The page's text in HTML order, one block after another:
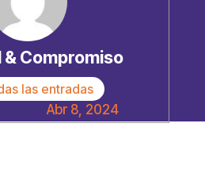
& Compromiso
las entradas
Abr 8, 2024